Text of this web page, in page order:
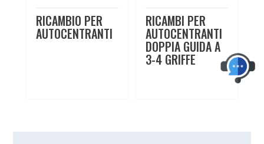
RICAMBIO PER
AUTOCENTRANTI
RICAMBI PER
AUTOCENTRANTI
DOPPIA GUIDA A
3-4 GRIFFE